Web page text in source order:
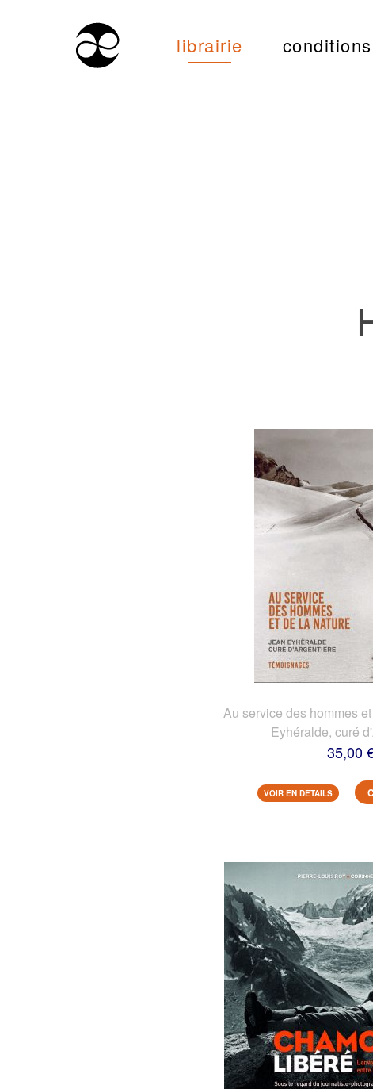
librairie conditions
Au service des hommes
Eyhéralde, curé
35,00
VOIR EN DETAILS